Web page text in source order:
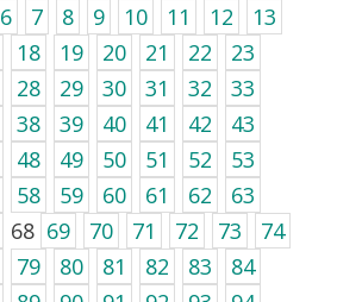
6 7 8 9 10 11 12
13
18 19 20 21 22
23
28 29 30 31 32
33
38 39 40 41 42
43
48 49 50 51 52
53
58 59 60 61 62
63
68 69 70 71 72 73
74
79 80 81 82 83
84